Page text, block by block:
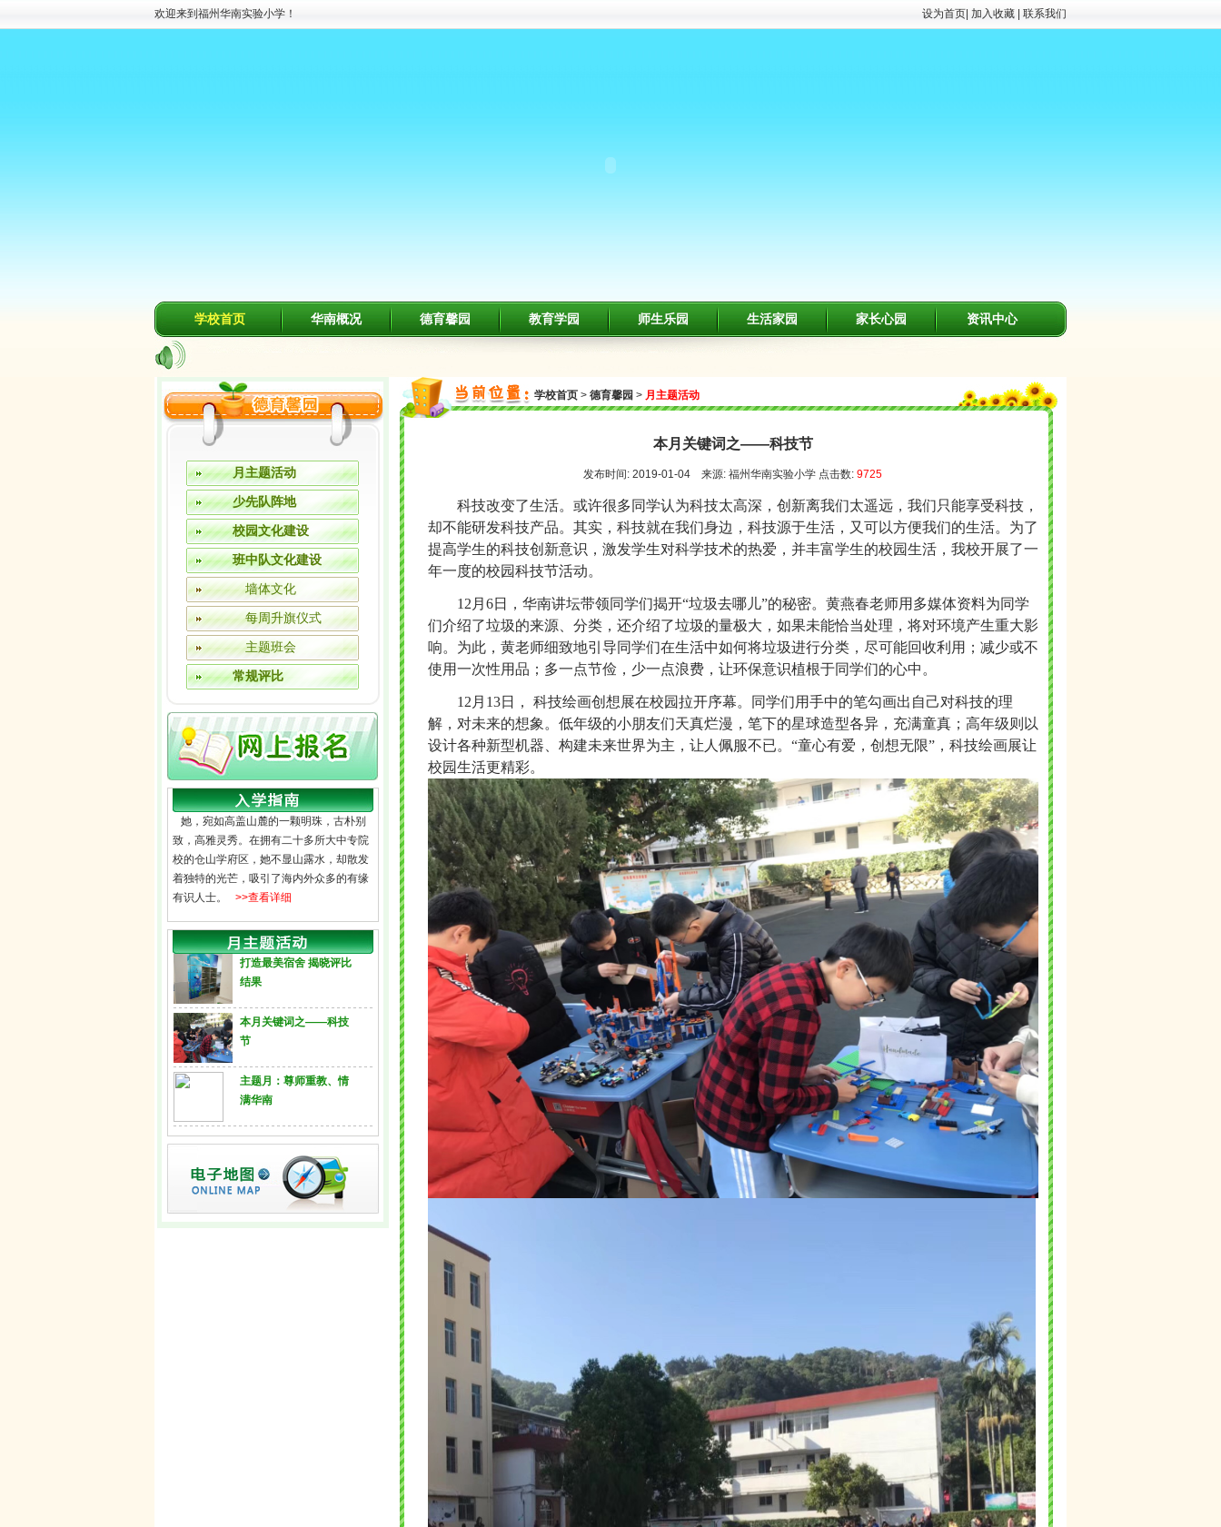
欢迎来到福州华南实验小学！ 设为首页 加入收藏 联系我们
学校首页 华南概况 德育馨园 教育学园 师生乐园 生活家园 家长心园 资讯中心
月主题活动
少先队阵地
校园文化建设
班中队文化建设
墙体文化
每周升旗仪式
主题班会
常规评比
她，宛如高盖山麓的一颗明珠，古朴别
致，高雅灵秀。在拥有二十多所大中专院
校的仓山学府区，她不显山露水，却散发
着独特的光芒，吸引了海内外众多的有缘
有识人士。 >>查看详细
打造最美宿舍 揭晓评比
结果
本月关键词之——科技
节
主题月：尊师重教、情
满华南
学校首页 > 德育馨园 > 月主题活动
本月关键词之——科技节
发布时间: 2019-01-04 来源: 福州华南实验小学 点击数: 9725
科技改变了生活。 或许很多同学认为科技太高深，创新离我们太遥远，我们只能享受科技，
却不能研发科技产品。其实，科技就在我们身边，科技源于生活， 又 可以方便我们的生活。 为了
提高学生的科技创新意识，激发学生对科学技术的热爱，并丰富学生的校园生活，我校开展了一
年一度的校园科技节活动。
12月6日，华南讲坛带领同学们揭开“垃圾去哪儿”的秘密。黄燕春老师用多媒体资料为同学
们介绍了垃圾的来源、分类，还介绍了垃圾的量极大，如果未能恰当处理，将对环境产生重大影
响。为此，黄老师细致地引导同学们在生活中如何将垃圾进行分类，尽可能回收利用；减少或不
使用一次性用品；多一点节俭，少一点浪费，让环保意识植根于同学们的心中。
12月13日， 科技绘画创想展在校园拉开序幕。同学们用手中的笔勾画出自己对科技的理
解，对未来的想象。低年级的小朋友们天真烂漫，笔下的星球造型各异，充满童真；高年级则以
设计各种新型机器、构建未来世界为主，让人佩服不已。“童心有爱，创想无限”，科技绘画展让
校园生活更精彩。